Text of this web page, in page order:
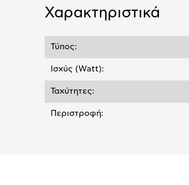
Χαρακτηριστικά
Τύπος:
Ισχύς (Watt):
Ταχύτητες:
Περιστροφή: